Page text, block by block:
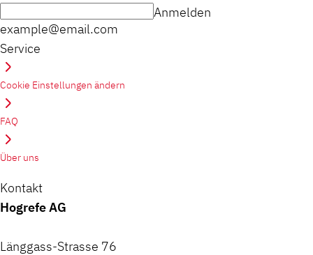
example@email.com
Anmelden
Service
Cookie Einstellungen ändern
FAQ
Über uns
Kontakt
Hogrefe AG
Länggass-Strasse 76